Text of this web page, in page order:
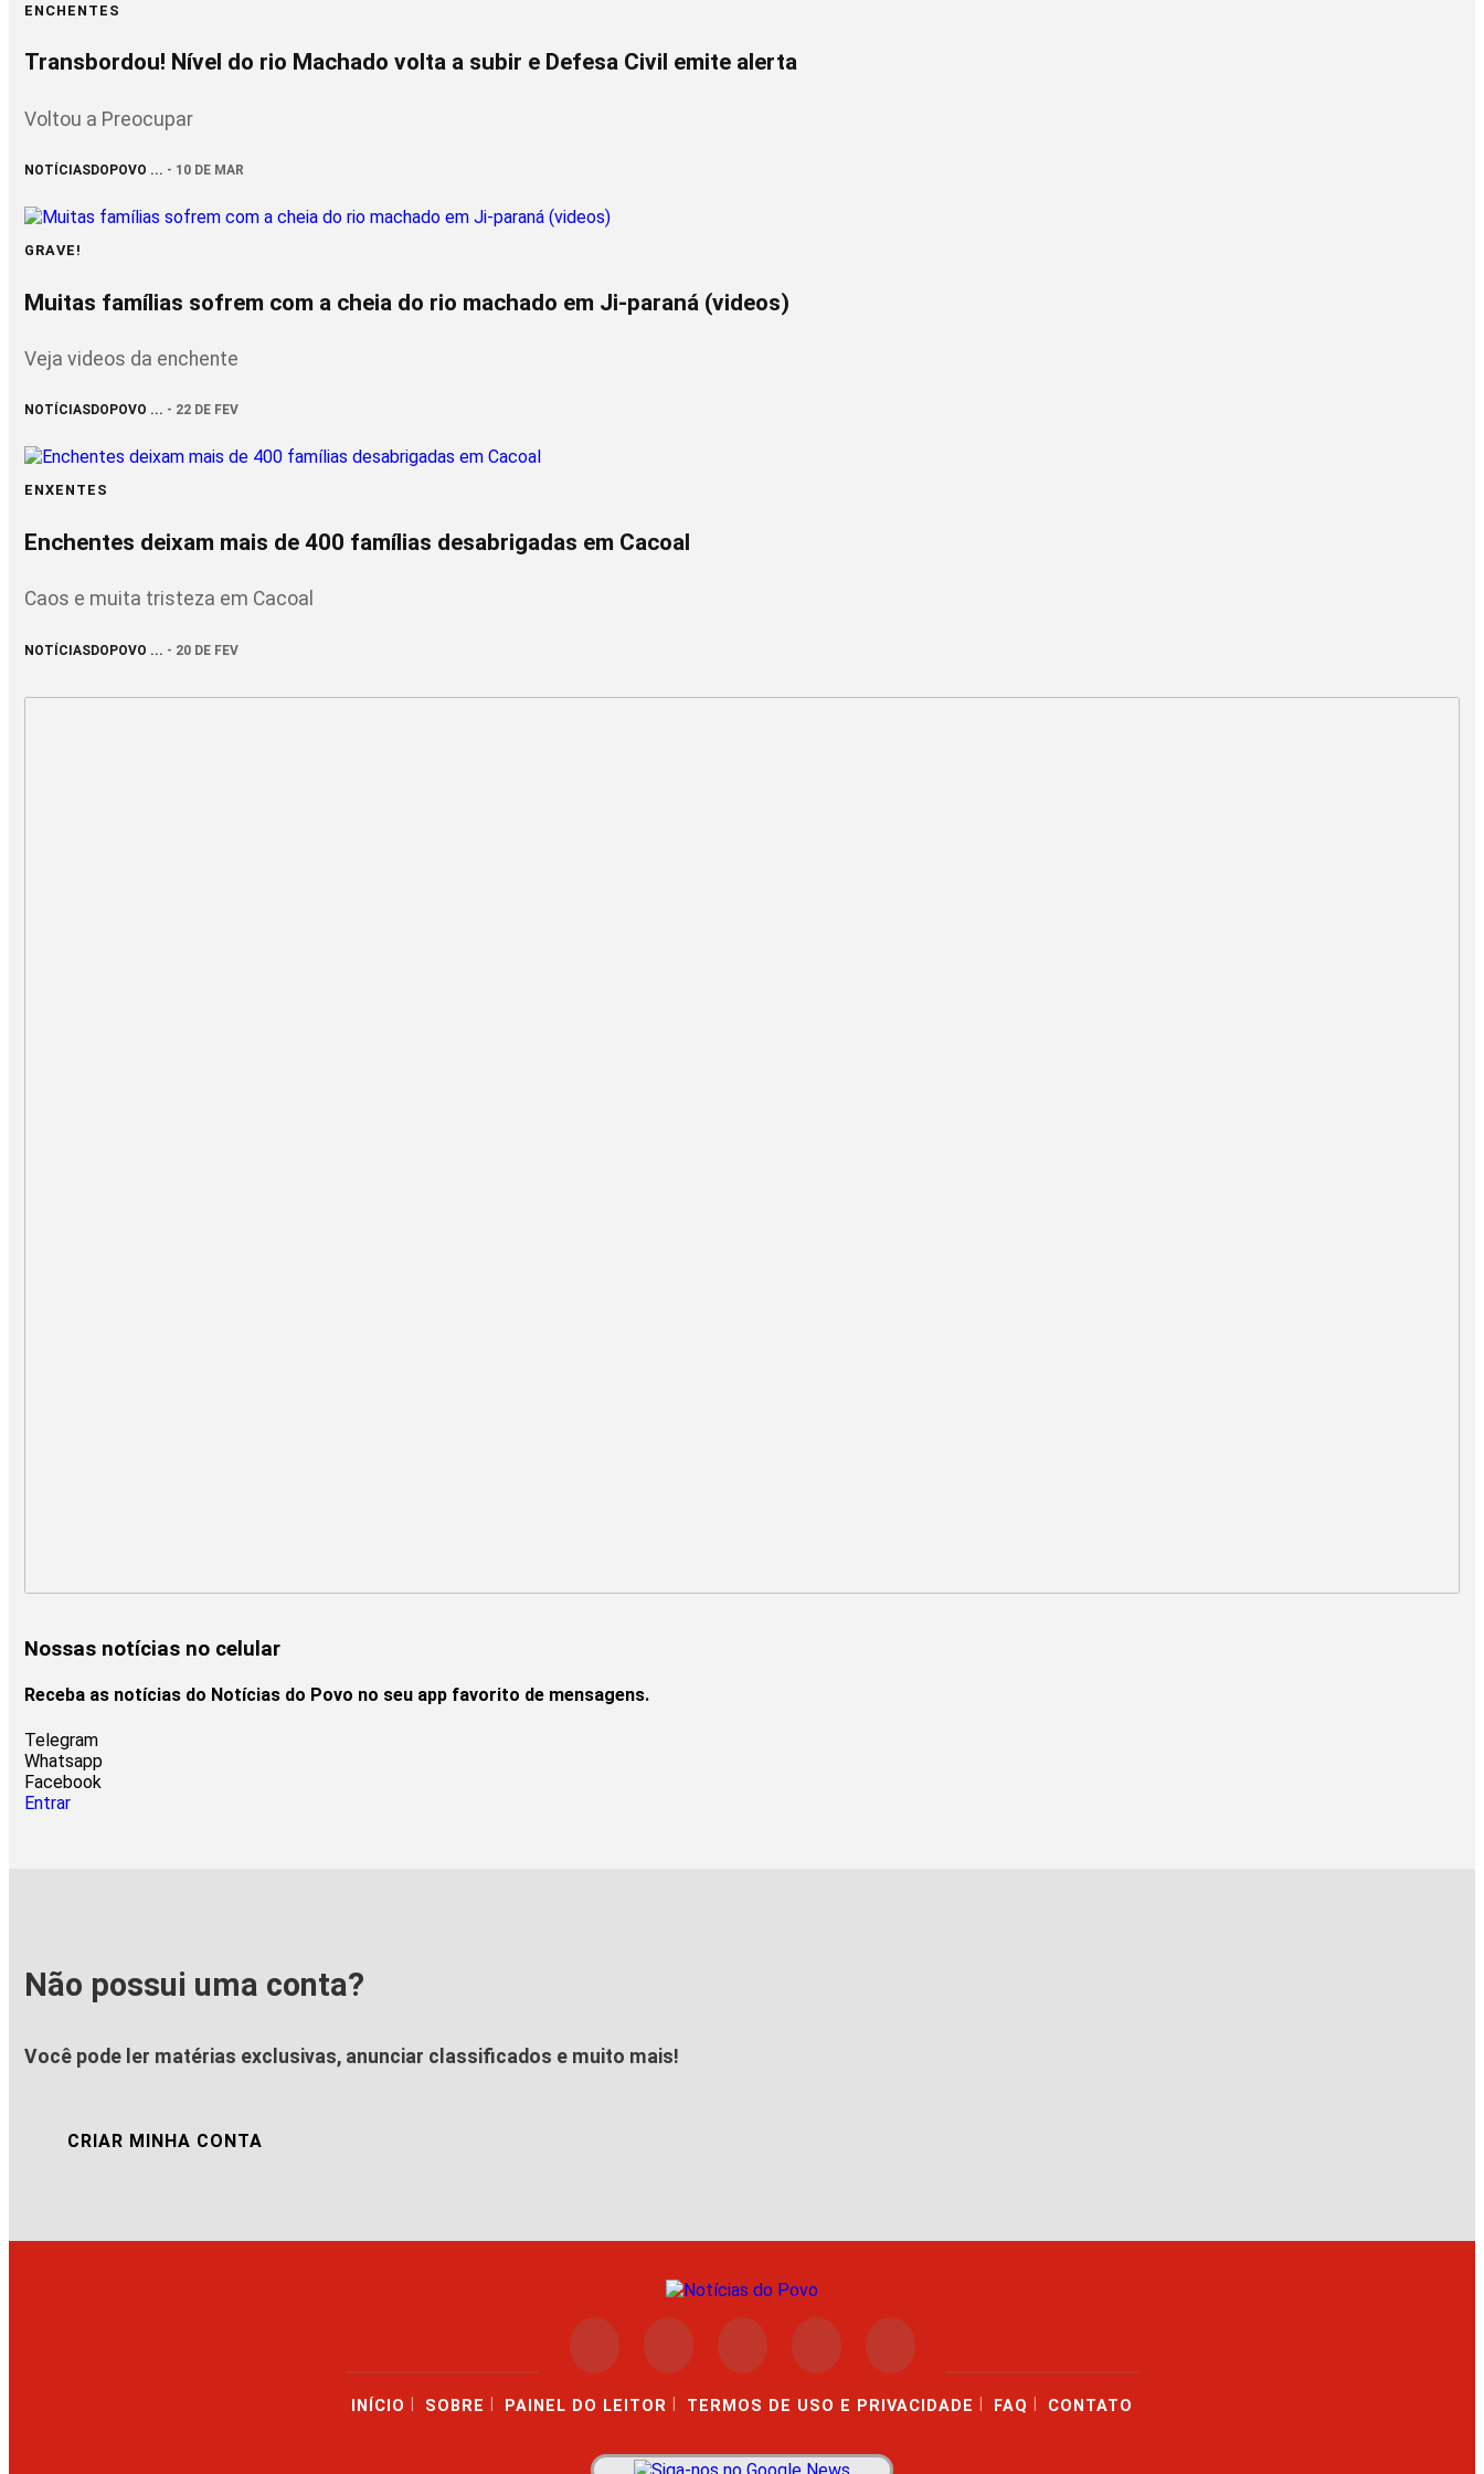
ENCHENTES
Transbordou! Nível do rio Machado volta a subir e Defesa Civil emite alerta
Voltou a Preocupar
NOTÍCIASDOPOVO ... - 10 DE MAR
GRAVE!
Muitas famílias sofrem com a cheia do rio machado em Ji-paraná (videos)
Veja videos da enchente
NOTÍCIASDOPOVO ... - 22 DE FEV
ENXENTES
Enchentes deixam mais de 400 famílias desabrigadas em Cacoal
Caos e muita tristeza em Cacoal
NOTÍCIASDOPOVO ... - 20 DE FEV
Nossas notícias no celular
Receba as notícias do Notícias do Povo no seu app favorito de mensagens.
Telegram
Whatsapp
Facebook
Entrar
Não possui uma conta?
Você pode ler matérias exclusivas, anunciar classificados e muito mais!
CRIAR MINHA CONTA
INÍCIO SOBRE PAINEL DO LEITOR TERMOS DE USO E PRIVACIDADE FAQ CONTATO